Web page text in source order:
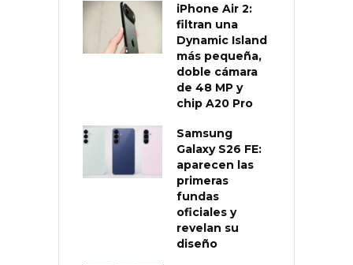
iPhone Air 2:
filtran una
Dynamic Island
más pequeña,
doble cámara
de 48 MP y
chip A20 Pro
Samsung
Galaxy S26 FE:
aparecen las
primeras
fundas
oficiales y
revelan su
diseño